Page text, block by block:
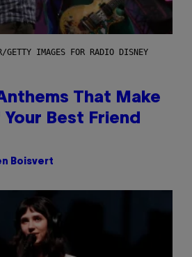
GETTY IMAGES FOR RADIO DISNEY
That Make
Your Best Friend
Boisvert